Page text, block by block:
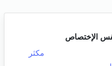
الإختصاص
مكثر